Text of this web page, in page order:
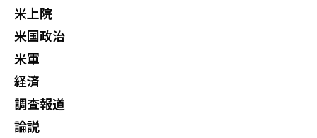
米上院
米国政治
米軍
経済
調査報道
論説